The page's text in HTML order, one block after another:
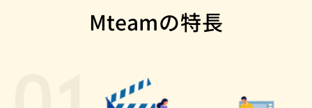
Mteamの特長